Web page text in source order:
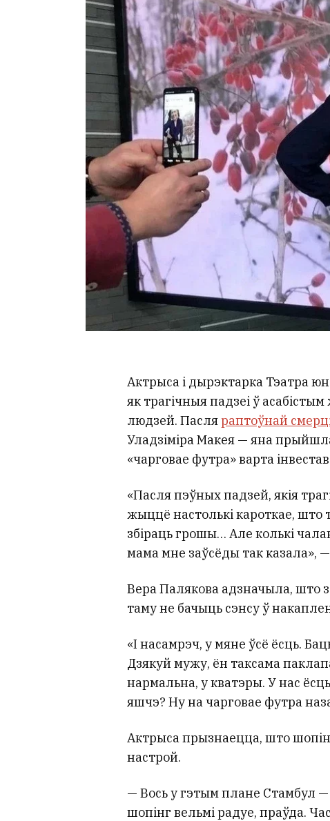
Актрыса і дырэктарка Тэатра
як трагічныя падзеі ў
людзей. Пасляраптоўнай
Уладзіміра Макея — яна
«чарговае футра» варта
«Пасля пэўных падзей, якія
жыццё настолькі кароткае,
збіраць грошы… Але колькі
мама мне заўсёды так казала»,
Вера Палякова адзначыла, што
таму не бачыць сэнсу ў
«І насамрэч, у мяне ўсё ёсць.
Дзякуй мужу, ён таксама
нармальна, у кватэры. У нас
яшчэ? Ну на чарговае футра
Актрыса прызнаецца, што
настрой.
— Вось у гэтым плане Стамбул
шопінг вельмі радуе, праўда.